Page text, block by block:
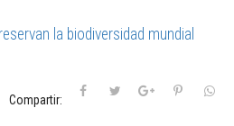
la biodiversidad mundial
Compartir: